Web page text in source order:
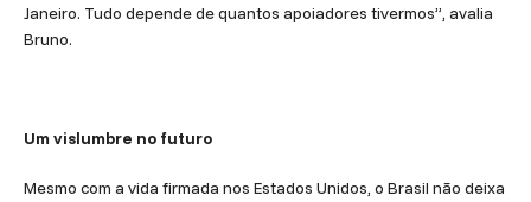
Janeiro. Tudo depende de quantos apoiadores tivermos”, avalia
Bruno.
Um vislumbre no futuro
Mesmo com a vida firmada nos Estados Unidos, o Brasil não deixa